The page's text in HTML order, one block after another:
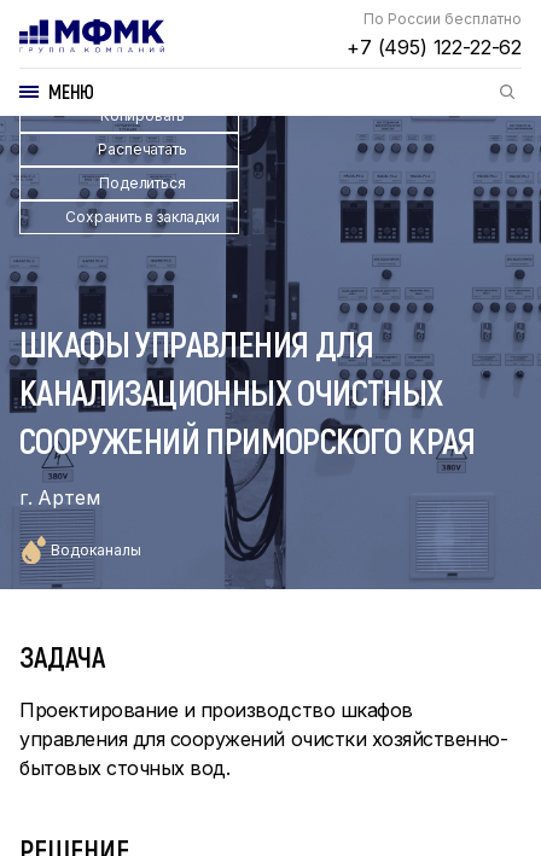
По России бесплатно
+7 (495) 122-22-62
МЕНЮ
Копировать
Распечатать
Поделиться
Сохранить в закладки
ШКАФЫ УПРАВЛЕНИЯ ДЛЯ
КАНАЛИЗАЦИОННЫХ ОЧИСТНЫХ
СООРУЖЕНИЙ ПРИМОРСКОГО КРАЯ
г. Артем
Водоканалы
ЗАДАЧА
Проектирование и производство шкафов
управления для сооружений очистки хозяйственно-
бытовых сточных вод.